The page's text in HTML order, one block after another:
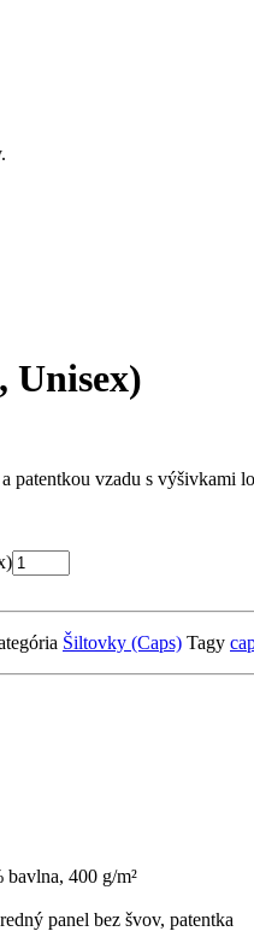
Unisex)
patentkou vzadu s výšivkami
Šiltovky (Caps) Tagy
bavlna, 400 g/m²
panel bez švov, patentka